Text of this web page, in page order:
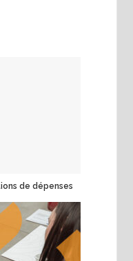
de dépenses